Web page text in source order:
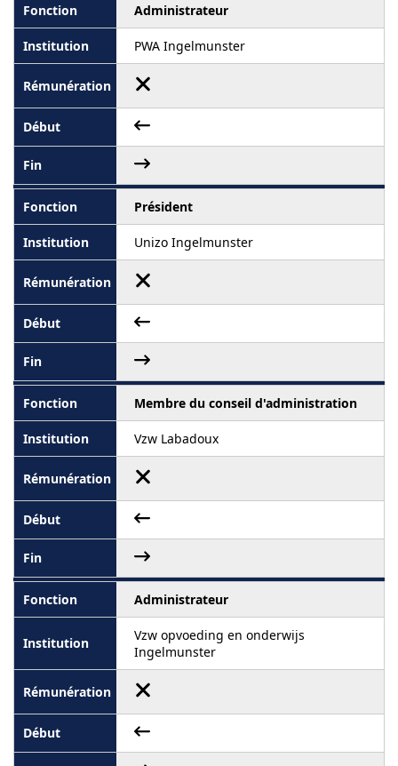
Administrateur
PWA Ingelmunster
Président
Unizo Ingelmunster
Membre du conseil d'administration
Vzw Labadoux
Administrateur
Vzw opvoeding en onderwijs
Ingelmunster